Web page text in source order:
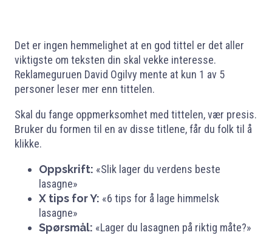
Det er ingen hemmelighet at en god tittel er det aller
viktigste om teksten din skal vekke interesse.
Reklameguruen David Ogilvy mente at kun 1 av 5
personer leser mer enn tittelen.
Skal du fange oppmerksomhet med tittelen, vær presis.
Bruker du formen til en av disse titlene, får du folk til å
klikke.
Oppskrift: «Slik lager du verdens beste
lasagne»
X tips for Y: «6 tips for å lage himmelsk
lasagne»
Spørsmål: «Lager du lasagnen på riktig måte?»